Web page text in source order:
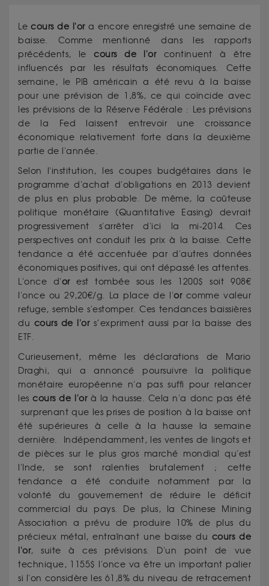
Le cours de l'ora encore enregistré une semaine de
baisse. Comme mentionné dans les rapports
précédents, lecours de l'orcontinuent à être
influencés par les résultats économiques. Cette
semaine, le PIB américain a été revu à la baisse
pour une prévision de 1,8%, ce qui coïncide avec
les prévisions de la Réserve Fédérale : Les prévisions
de la Fed laissent entrevoir une croissance
économique relativement forte dans la deuxième
partie de l'année.
Selon l'institution, les coupes budgétaires dans le
programme d'achat d'obligations en 2013 devient
de plus en plus probable. De même, la coûteuse
politique monétaire (Quantitative Easing) devrait
progressivement s'arrêter d'ici la mi-2014. Ces
perspectives ont conduit les prix à la baisse. Cette
tendance a été accentuée par d'autres données
économiques positives, qui ont dépassé les attentes.
L'once d'orest tombée sous les 1200$ soit 908€
l'once ou 29,20€/g. La place de l'orcomme valeur
refuge, semble s'estomper. Ces tendances baissières
du cours de l'ors’expriment aussi par la baisse des
ETF.
Curieusement, même les déclarations de Mario
Draghi, qui a annoncé poursuivre la politique
monétaire européenne n'a pas suffi pour relancer
les cours de l'orà la hausse. Cela n'a donc pas été
surprenant que les prises de position à la baisse ont
été supérieures à celle à la hausse la semaine
dernière. Indépendamment, les ventes de lingots et
de pièces sur le plus gros marché mondial qu'est
l'Inde, se sont ralenties brutalement ; cette
tendance a été conduite notamment par la
volonté du gouvernement de réduire le déficit
commercial du pays. De plus, la Chinese Mining
Association a prévu de produire 10% de plus du
précieux métal, entraînant une baisse du cours de
l'or, suite à ces prévisions. D'un point de vue
technique, 1155$ l'once va être un important palier
si l'on considère les 61,8% du niveau de retracement